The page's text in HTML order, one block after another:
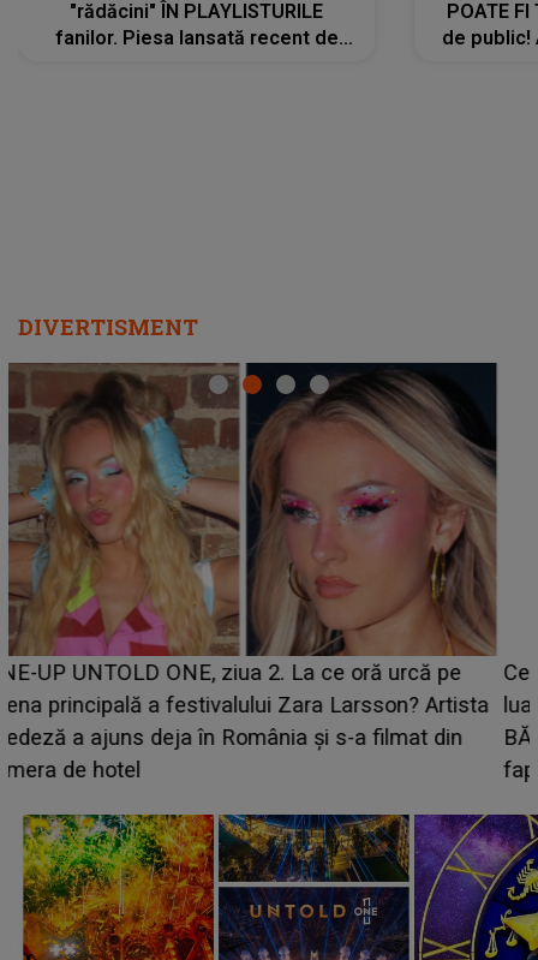
"rădăcini" ÎN PLAYLISTURILE
fanilor. Piesa lansată recent de
POATE FI
de public!
DIVERTISMENT
Ce a dezvăluit noua concurentă din "Casa Iubirii" l-a
luat prin surprindere pe Emanuel. CINE ESTE
BĂIATUL VIZAT de Alexandra?! Aflându-se în fața
faptului împlinit, A RECUNOSCUT IMEDIAT: "Am